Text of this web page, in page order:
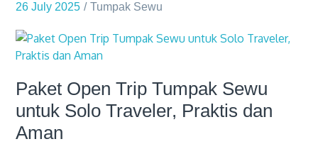
26 July 2025 Tumpak Sewu
Paket Open Trip Tumpak Sewu
untuk Solo Traveler, Praktis dan
Aman